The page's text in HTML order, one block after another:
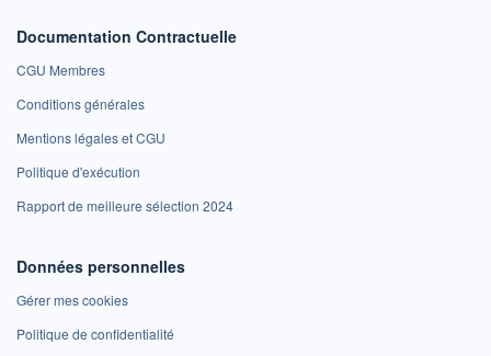
Documentation Contractuelle
CGU Membres
Conditions générales
Mentions légales et CGU
Politique d'exécution
Rapport de meilleure sélection 2024
Données personnelles
Gérer mes cookies
Politique de confidentialité